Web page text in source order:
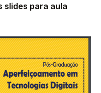
slides para aula